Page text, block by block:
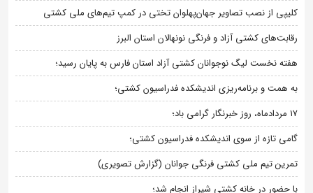
کلیپی از نصب تصاویر جهان‌پهلوان تختی در کمپ تیم‌های ملی کشتی
رقابت‌های کشتی آزاد و فرنگی نونهالان استان البرز
هفته نخست لیگ نوجوانان کشتی آزاد استان فارس به پایان رسید؛
به همت و برنامه‌ریزی اندیشکده فدراسیون کشتی؛
۱۷ مردادماه، روز خبرنگار گرامی باد؛
گامی تازه از سوی اندیشکده فدراسیون کشتی؛
تمرین تیم ملی کشتی فرنگی جوانان (گزارش تصویری)
با حضور در خانه کشتی شیراز انجام شد؛